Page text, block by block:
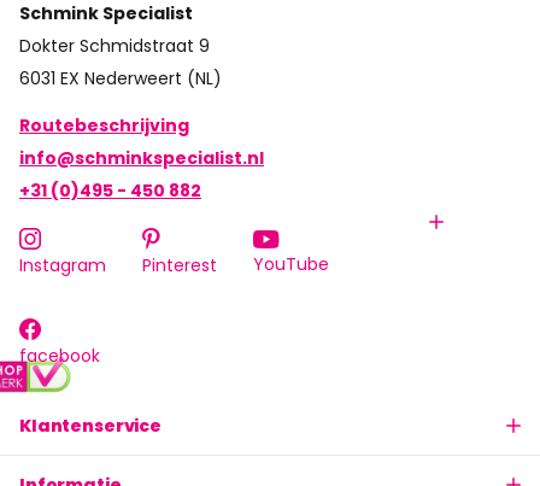
Klantenservice
Schmink Specialist
Dokter Schmidstraat 9
6031 EX Nederweert (NL)
Routebeschrijving
info@schminkspecialist.nl
+31 (0)495 - 450 882
Instagram Pinterest YouTube
facebook